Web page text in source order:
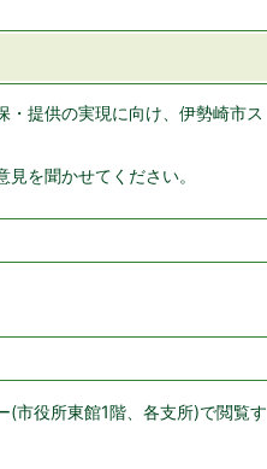
・提供の実現に向け、伊勢崎市ス
を聞かせてください。
(市役所東館1階、各支所)で閲覧す